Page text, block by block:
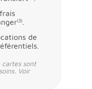
(3)
de
cartes sont
Voir